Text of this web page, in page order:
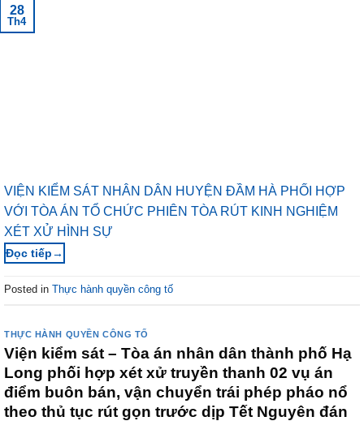
28
Th4
VIỆN KIỂM SÁT NHÂN DÂN HUYỆN ĐẦM HÀ PHỐI HỢP
VỚI TÒA ÁN TỔ CHỨC PHIÊN TÒA RÚT KINH NGHIỆM
XÉT XỬ HÌNH SỰ
→
Posted in Thực hành quyền công tố
THỰC HÀNH QUYỀN CÔNG TỐ
Viện kiểm sát – Tòa án nhân dân thành phố Hạ
Long phối hợp xét xử truyền thanh 02 vụ án
điểm buôn bán, vận chuyển trái phép pháo nổ
theo thủ tục rút gọn trước dịp Tết Nguyên đán